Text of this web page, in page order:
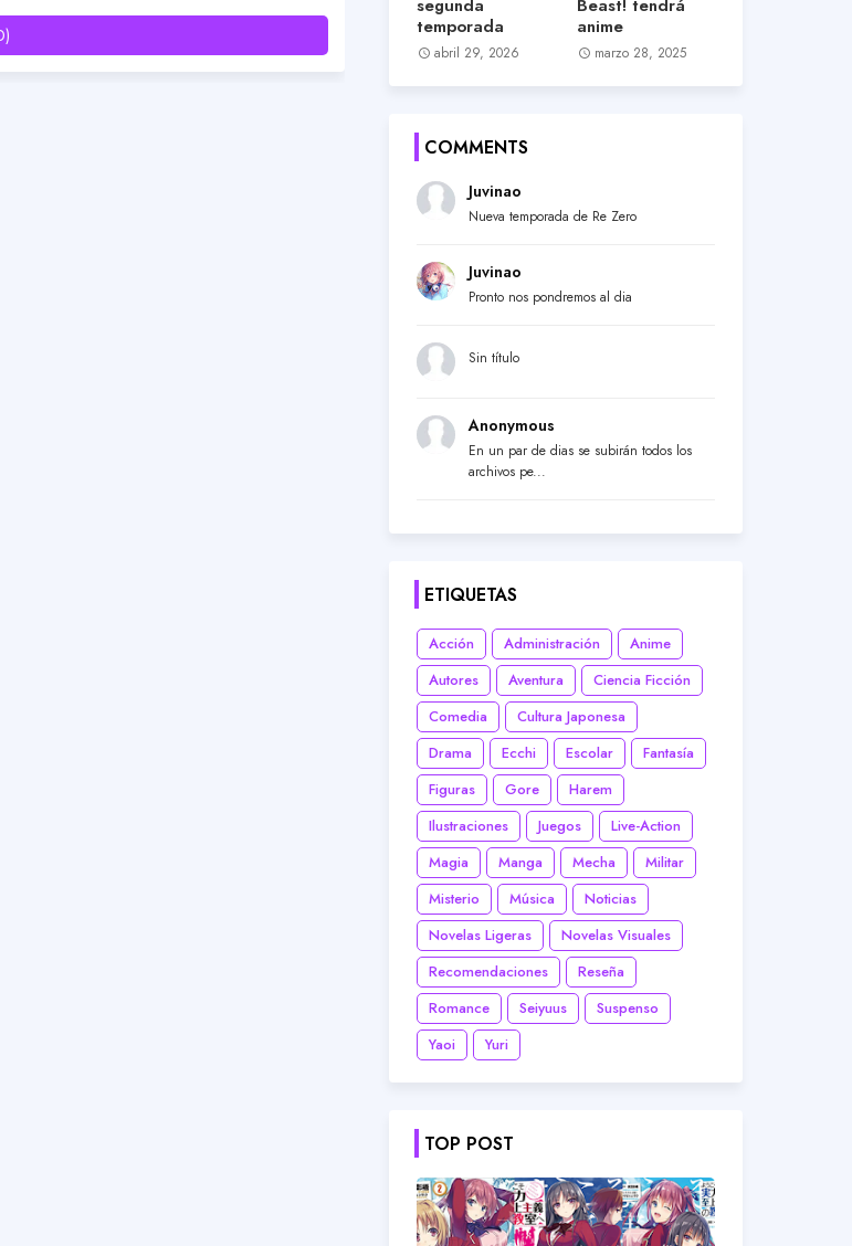
segunda
temporada
abril 29, 2026
Beast! tendrá
anime
marzo 28, 2025
COMMENTS
Juvinao
Nueva temporada de Re Zero
Juvinao
Pronto nos pondremos al dia
Sin título
Anonymous
En un par de dias se subirán todos los
archivos pe...
ETIQUETAS
Acción Administración
Anime
Autores
Aventura
Ciencia Ficción
Comedia
Cultura Japonesa
Drama
Ecchi Escolar
Fantasía
Figuras
Gore
Harem
Ilustraciones
Juegos
Live-Action
Magia
Manga Mecha
Militar
Misterio
Música
Noticias
Novelas Ligeras
Novelas Visuales
Recomendaciones
Reseña
Romance
Seiyuus
Suspenso
Yaoi
Yuri
TOP POST